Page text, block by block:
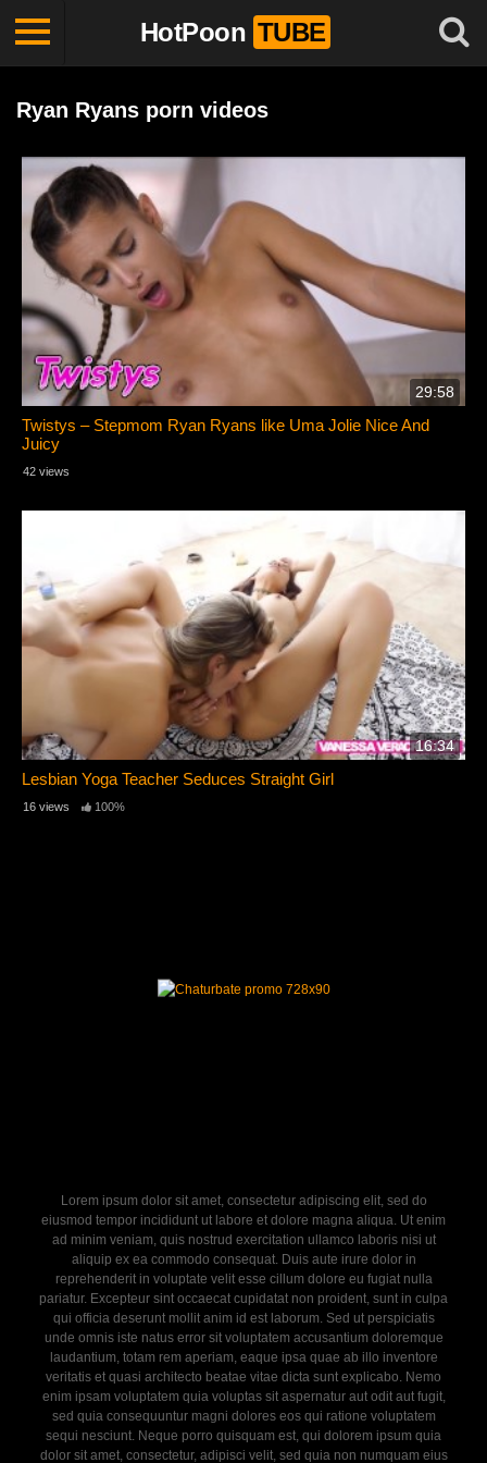
HotPoon TUBE
Ryan Ryans porn videos
29:58
Twistys – Stepmom Ryan Ryans like Uma Jolie Nice And
Juicy
42 views
16:34
Lesbian Yoga Teacher Seduces Straight Girl
16 views 100%
Lorem ipsum dolor sit amet, consectetur adipiscing elit, sed do
eiusmod tempor incididunt ut labore et dolore magna aliqua. Ut enim
ad minim veniam, quis nostrud exercitation ullamco laboris nisi ut
aliquip ex ea commodo consequat. Duis aute irure dolor in
reprehenderit in voluptate velit esse cillum dolore eu fugiat nulla
pariatur. Excepteur sint occaecat cupidatat non proident, sunt in culpa
qui officia deserunt mollit anim id est laborum. Sed ut perspiciatis
unde omnis iste natus error sit voluptatem accusantium doloremque
laudantium, totam rem aperiam, eaque ipsa quae ab illo inventore
veritatis et quasi architecto beatae vitae dicta sunt explicabo. Nemo
enim ipsam voluptatem quia voluptas sit aspernatur aut odit aut fugit,
sed quia consequuntur magni dolores eos qui ratione voluptatem
sequi nesciunt. Neque porro quisquam est, qui dolorem ipsum quia
dolor sit amet, consectetur, adipisci velit, sed quia non numquam eius